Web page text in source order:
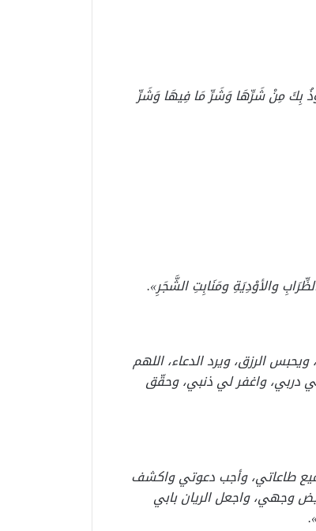
بِكَ مِنْ شَرِّهَا وَشَرِّ مَا فِيهَا وَشَرِّ
والأوْدِيَةِ ومَنَابِتِ الشَّجَرِ».
الرزق، ويرد الدعاء، اللهم
دربي، واغفر لي ذنبي، وحقّق
طاعاتي، وأجب دعوتي واكشف
وجهي، واجعل الريان بابي